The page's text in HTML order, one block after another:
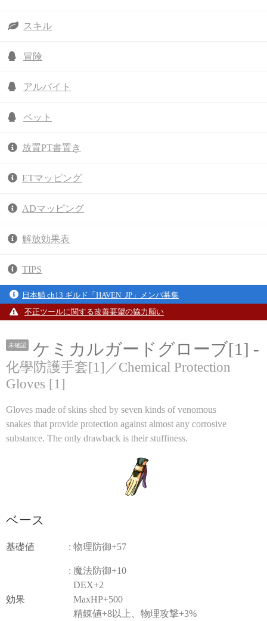
スキル
冒険
アルバイト
ペット
放置PT書置き
ETマッピング
ADマッピング
解放効果表
TIPS
日本鯖 ch13 ギルド「HAVEN_JP」メンバ募集
不正ツールに関する改善要望の協力願い
未確認 ケミカルガードグローブ[1] -
化學防護手套[1]／Chemical Protection
Gloves [1]
Gloves made of skins shed by seven kinds of venomous
snakes that provide protection against almost any corrosive
substance. The only drawback is their stuffiness.
ベース
基礎値 : 物理防御+57
効果
: 魔法防御+10
DEX+2
MaxHP+500
精錬値+8以上、物理攻撃+3%